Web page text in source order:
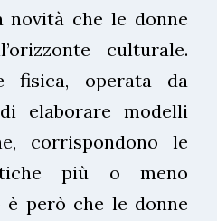
novità che le donne
culturale.
fisica, operata da
elaborare modelli
corrispondono le
più o meno
però che le donne